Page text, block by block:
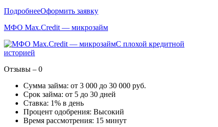
ПодробнееОформить заявку
МФО Max.Credit — микрозайм
С плохой кредитной
историей
Отзывы – 0
Сумма займа: от 3 000 до 30 000 руб.
Срок займа: от 5 до 30 дней
Ставка: 1% в день
Процент одобрения: Высокий
Время рассмотрения: 15 минут